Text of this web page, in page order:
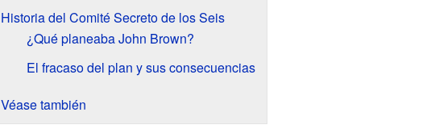
Historia del Comité Secreto de los Seis
¿Qué planeaba John Brown?
El fracaso del plan y sus consecuencias
Véase también